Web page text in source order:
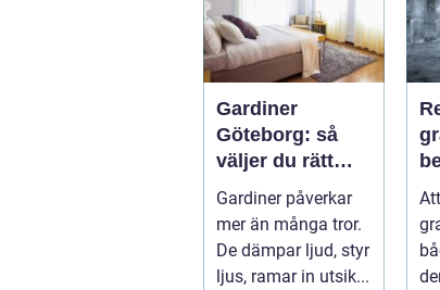
Gardiner
Göteborg: så
väljer du rätt
gardiner för hem
och offentlig
miljö
Gardiner påverkar
mer än många tror.
De dämpar ljud, styr
ljus, ramar in utsik...